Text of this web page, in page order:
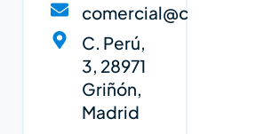
comercial@cypsa.net
C. Perú,
3, 28971
Griñón,
Madrid